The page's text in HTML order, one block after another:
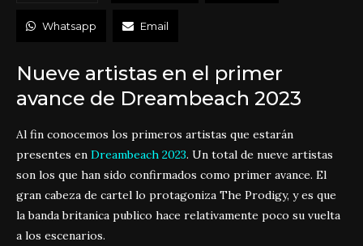
Whatsapp Email
Nueve artistas en el primer
avance de Dreambeach 2023
Al fin conocemos los primeros artistas que estarán
presentes en Dreambeach 2023. Un total de nueve artistas
son los que han sido confirmados como primer avance. El
gran cabeza de cartel lo protagoniza The Prodigy, y es que
la banda britanica publico hace relativamente poco su vuelta
a los escenarios.